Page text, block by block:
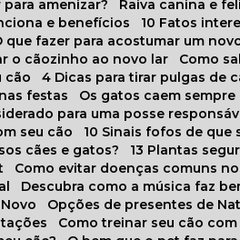
para amenizar?
Raiva canina e
e benefícios
10 Fatos
O que fazer para acostumar um
o cãozinho ao novo lar
Como
cão
4 Dicas para tirar pulgas de
festas
Os gatos caem
para uma posse
seu cão
10 Sinais fofos de que
cães e gatos?
13 Plantas
Como evitar doenças comuns
Descubra como a música faz
Opções de presentes de
Como treinar seu cão